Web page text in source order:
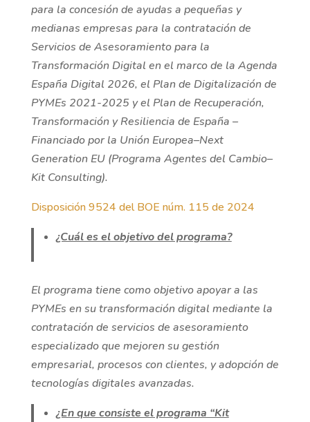
para la concesión de ayudas a pequeñas y
medianas empresas para la contratación de
Servicios de Asesoramiento para la
Transformación Digital en el marco de la Agenda
España Digital 2026, el Plan de Digitalización de
PYMEs 2021-2025 y el Plan de Recuperación,
Transformación y Resiliencia de España –
Financiado por la Unión Europea–Next
Generation EU (Programa Agentes del Cambio–
Kit Consulting).
Disposición 9524 del BOE núm. 115 de 2024
¿Cuál es el objetivo del programa?
El programa tiene como objetivo apoyar a las
PYMEs en su transformación digital mediante la
contratación de servicios de asesoramiento
especializado que mejoren su gestión
empresarial, procesos con clientes, y adopción de
tecnologías digitales avanzadas.
¿En que consiste el programa “Kit